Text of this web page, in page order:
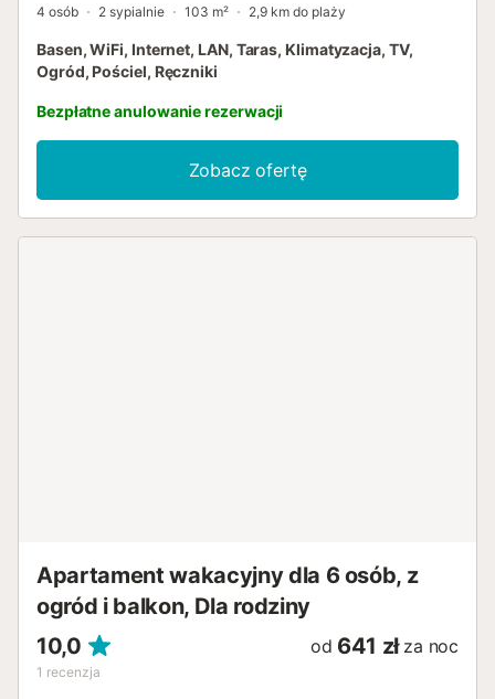
4 osób 2 sypialnie 103 m² 2,9 km do plaży
Basen, WiFi, Internet, LAN, Taras, Klimatyzacja, TV,
Ogród, Pościel, Ręczniki
Bezpłatne anulowanie rezerwacji
Zobacz ofertę
Apartament wakacyjny dla 6 osób, z
ogród i balkon, Dla rodziny
10,0
1 recenzja
od 641 zł za noc